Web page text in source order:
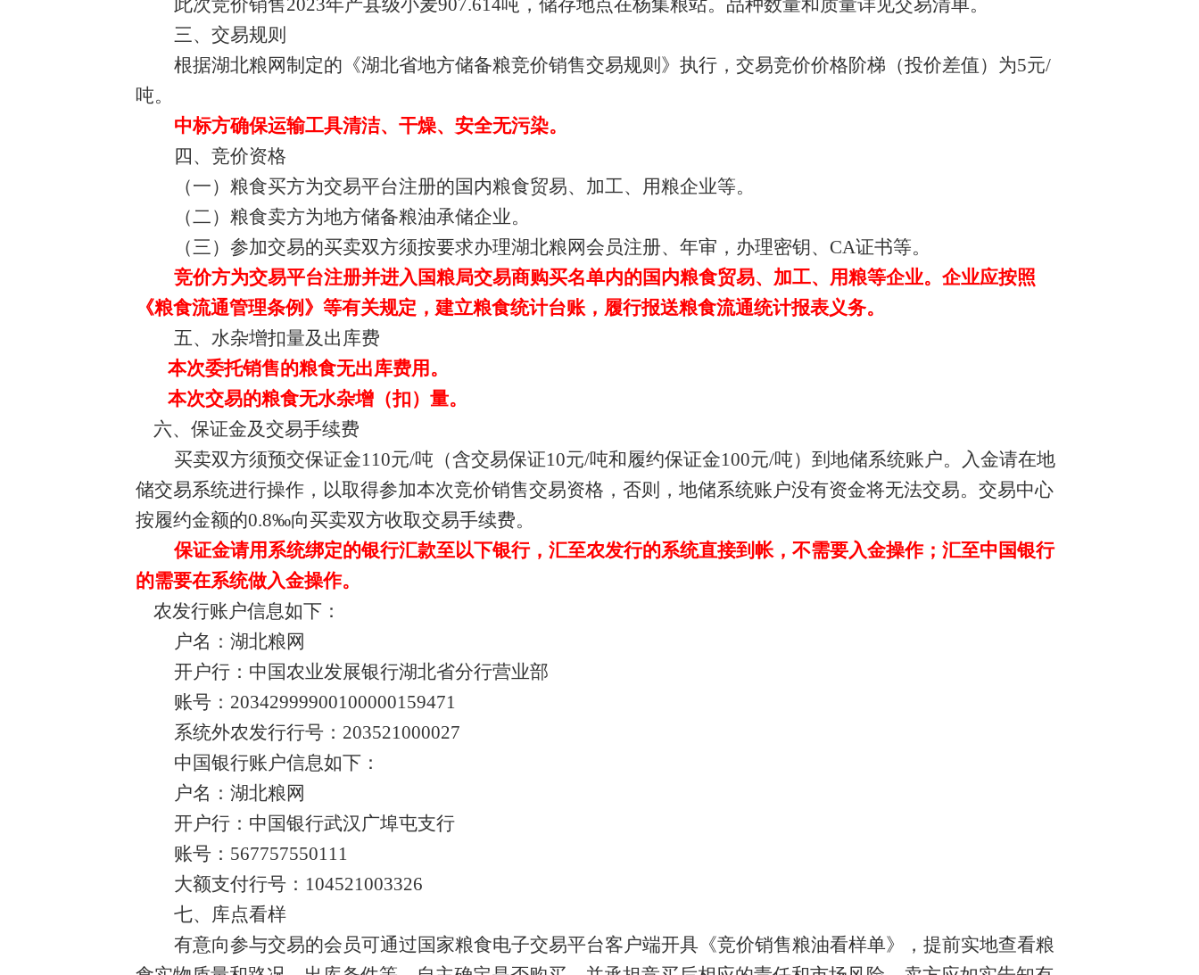
此次竞价销售2023年产县级小麦907.614吨，储存地点在杨集粮站。品种数量和质量详见交易清单。
三、交易规则
根据湖北粮网制定的《湖北省地方储备粮竞价销售交易规则》执行，交易竞价价格阶梯（投价差值）为5元/
吨。
中标方确保运输工具清洁、干燥、安全无污染。
四、竞价资格
（一）粮食买方为交易平台注册的国内粮食贸易、加工、用粮企业等。
（二）粮食卖方为地方储备粮油承储企业。
（三）参加交易的买卖双方须按要求办理湖北粮网会员注册、年审，办理密钥、 CA证书等。
竞价方为交易平台注册并进入国粮局交易商购买名单内的国内粮食贸易、加工、用粮等企业。企业应按照
《粮食流通管理条例》等有关规定，建立粮食统计台账，履行报送粮食流通统计报表义务。
五、水杂增扣量及出库费
本次委托销售的粮食无出库费用。
本次交易的粮食无水杂增（扣）量。
六、保证金及交易手续费
买卖双方须预交保证金110元/吨（含交易保证10元/吨和履约保证金100元/吨）到地储系统账户。入金请在地
储交易系统进行操作，以取得参加本次竞价销售交易资格，否则，地储系统账户没有资金将无法交易。交易中心
按履约金额的0.8‰向买卖双方收取交易手续费。
保证金请用系统绑定的银行汇款至以下银行，汇至农发行的系统直接到帐，不需要入金操作；汇至中国银行
的需要在系统做入金操作。
农发行账户信息如下：
户名：湖北粮网
开户行：中国农业发展银行湖北省分行营业部
账号： 20342999900100000159471
系统外农发行行号： 203521000027
中国银行账户信息如下：
户名：湖北粮网
开户行：中国银行武汉广埠屯支行
账号： 567757550111
大额支付行号： 104521003326
七、库点看样
有意向参与交易的会员可通过国家粮食电子交易平台客户端开具《竞价销售粮油看样单》，提前实地查看粮